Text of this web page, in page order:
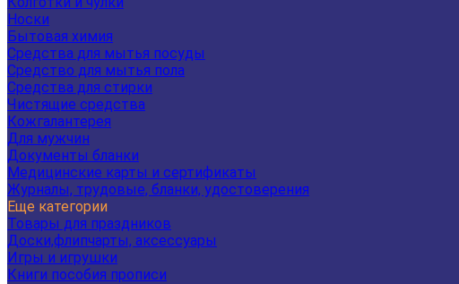
Носки
Бытовая химия
Средства для мытья посуды
Средство для мытья пола
Средства для стирки
Чистящие средства
Кожгалантерея
Для мужчин
Документы бланки
Медицинские карты и сертификаты
Журналы, трудовые, бланки, удостоверения
Еще категории
Товары для праздников
Доски,флипчарты, аксессуары
Игры и игрушки
Книги пособия прописи